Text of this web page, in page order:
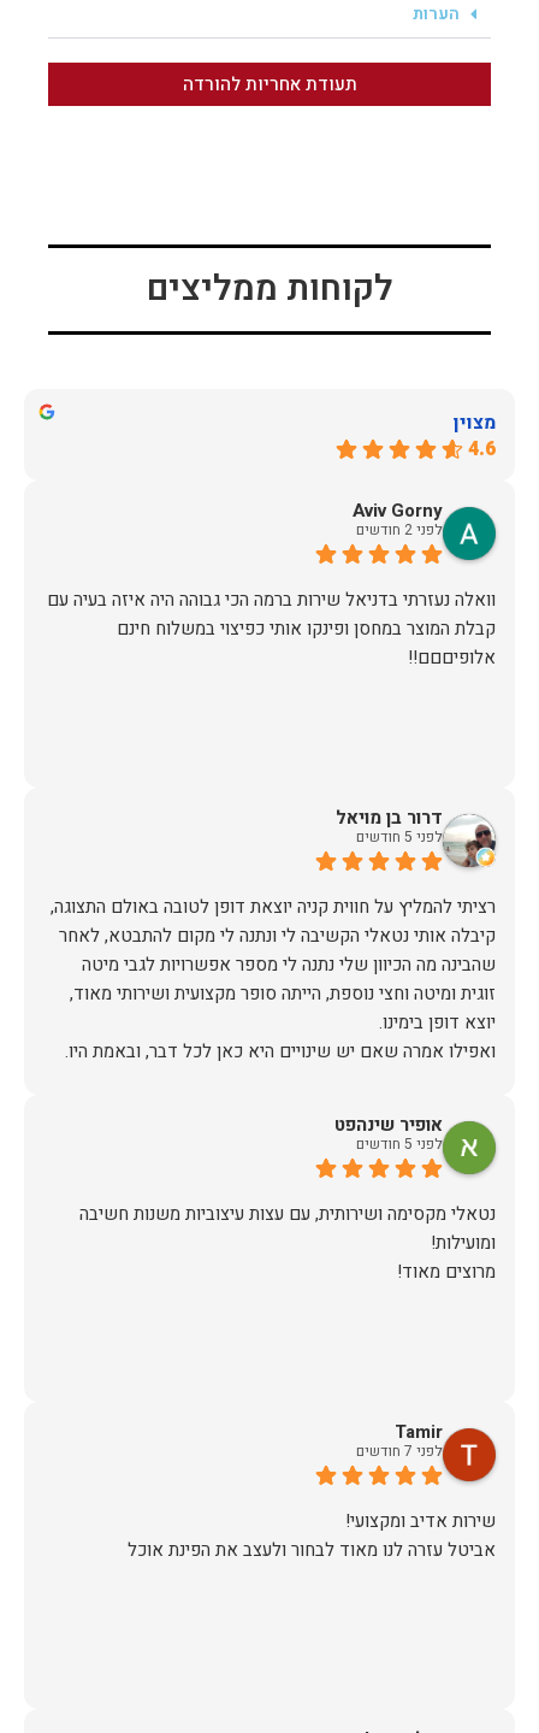
הערות
תעודת אחריות להורדה
לקוחות ממליצים
מצוין
4.6
Aviv Gorny
לפני 2 חודשים
וואלה נעזרתי בדניאל שירות ברמה הכי גבוהה היה איזה בעיה עם
קבלת המוצר במחסן ופינקו אותי כפיצוי במשלוח חינם
אלופיםםם!!
דרור בן מויאל
לפני 5 חודשים
רציתי להמליץ על חווית קניה יוצאת דופן לטובה באולם התצוגה,
קיבלה אותי נטאלי הקשיבה לי ונתנה לי מקום להתבטא, לאחר
שהבינה מה הכיוון שלי נתנה לי מספר אפשרויות לגבי מיטה
זוגית ומיטה וחצי נוספת, הייתה סופר מקצועית ושירותי מאוד,
תודה.
אופיר שינהפט
לפני 5 חודשים
נטאלי מקסימה ושירותית, עם עצות עיצוביות משנות חשיבה
מרוצים מאוד!
Tamir
לפני 7 חודשים
אביטל עזרה לנו מאוד לבחור ולעצב את הפינת אוכל